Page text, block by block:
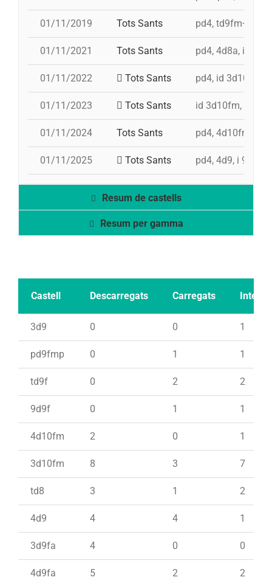
01/11/2019 Tots Sants pd4, td9fm+id
01/11/2021 Tots Sants pd4, 4d8a, i
01/11/2022 Tots Sants pd4, id 3d10fm,
01/11/2023 Tots Sants id 3d10fm,
01/11/2024 Tots Sants pd4, 4d10fm, id
01/11/2025 Tots Sants pd4, 4d9, i 9d9f,
Resum de castells
Resum per gamma
Castell Descarregats Carregats Intents
3d9 0 0 1
pd9fmp 0 1 1
td9f 0 2 2
9d9f 0 1 1
4d10fm 2 0 1
3d10fm 8 3 7
td8 3 1 2
4d9 4 4 1
3d9fa 4 0 0
4d9fa 5 2 2